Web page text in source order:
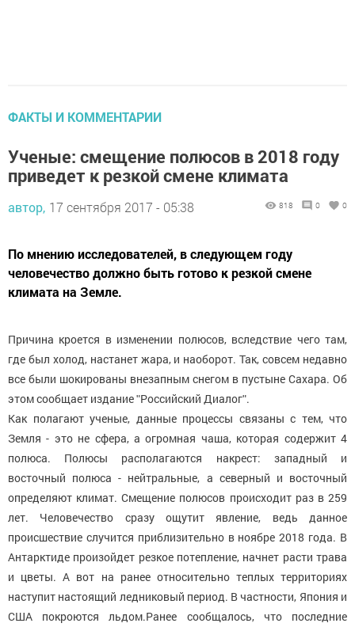
ФАКТЫ И КОММЕНТАРИИ
Ученые: смещение полюсов в 2018 году
приведет к резкой смене климата
автор, 17 сентября 2017 - 05:38 818 0 0
По мнению исследователей, в следующем году
человечество должно быть готово к резкой смене
климата на Земле.
Причина кроется в изменении полюсов, вследствие чего там,
где был холод, настанет жара, и наоборот. Так, совсем недавно
все были шокированы внезапным снегом в пустыне Сахара. Об
этом сообщает издание ʺРоссийский Диалогʺ.
Как полагают ученые, данные процессы связаны с тем, что
Земля - это не сфера, а огромная чаша, которая содержит 4
полюса. Полюсы располагаются накрест: западный и
восточный полюса - нейтральные, а северный и восточный
определяют климат. Смещение полюсов происходит раз в 259
лет. Человечество сразу ощутит явление, ведь данное
происшествие случится приблизительно в ноябре 2018 года. В
Антарктиде произойдет резкое потепление, начнет расти трава
и цветы. А вот на ранее относительно теплых территориях
наступит настоящий ледниковый период. В частности, Япония и
США покроются льдом.Ранее сообщалось, что последние